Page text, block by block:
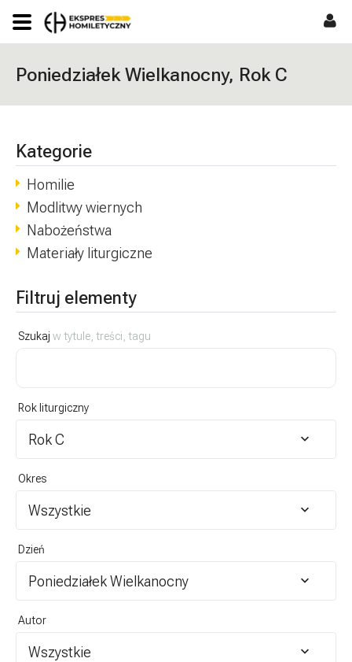
Poniedziałek Wielkanocny, Rok C
Kategorie
Homilie
Modlitwy wiernych
Nabożeństwa
Materiały liturgiczne
Filtruj elementy
Szukaj w tytule, treści, tagu
Rok liturgiczny
Rok C
Okres
Wszystkie
Dzień
Poniedziałek Wielkanocny
Autor
Wszystkie